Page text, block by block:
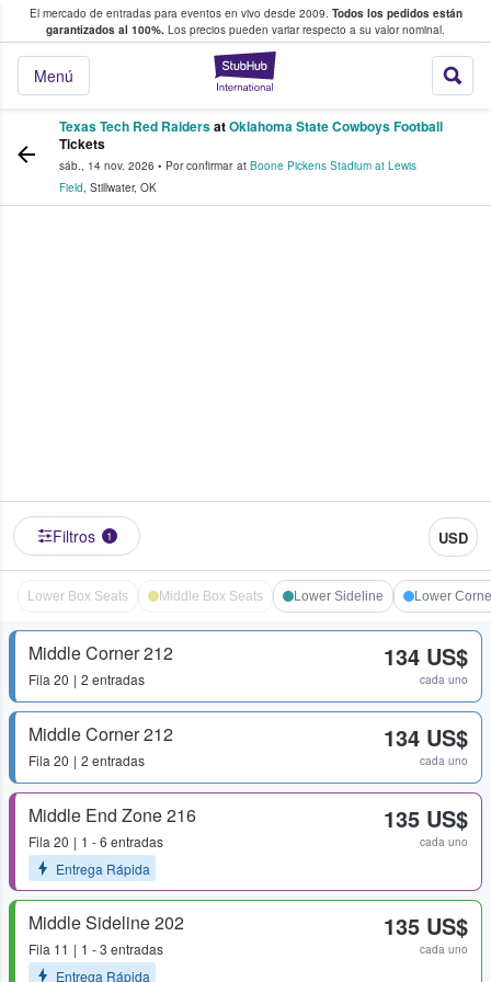
El mercado de entradas para eventos en vivo desde 2009. Todos los pedidos están
garantizados al 100%. Los precios pueden variar respecto a su valor nominal.
StubHub:
Menú
y venta de entradas entre fans
Texas Tech Red RaidersatOklahoma State Cowboys Football
Tickets
sáb., 14 nov. 2026 • Por confirmar at Boone Pickens Stadium at Lewis
Field, Stillwater, OK
Filtros 1 USD
Lower Box Seats Middle Box Seats Lower Sideline Lower
Middle Corner 212
Fila 20 2 entradas
134 US$
cada uno
Middle Corner 212
Fila 20 2 entradas
134 US$
cada uno
Middle End Zone 216
Fila 20
1 - 6 entradas
Entrega Rápida
135 US$
cada uno
Middle Sideline 202
Fila 11
1 - 3 entradas
Entrega Rápida
135 US$
cada uno